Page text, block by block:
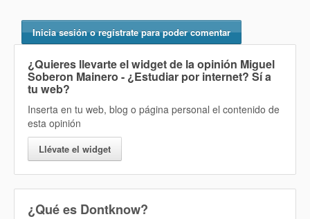
Inicia sesión o regístrate para poder comentar
¿Quieres llevarte el widget de la opinión Miguel
Soberon Mainero - ¿Estudiar por internet? Sía
tu web?
Inserta en tu web, blog o página personal el contenido de
esta opinión
Llévate el widget
¿Qué es Dontknow?